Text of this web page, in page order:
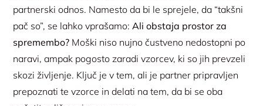
partnerski odnos. Namesto da bi le sprejele, da “takšni
pač so”, se lahko vprašamo: Ali obstaja prostor za
spremembo? Moški niso nujno čustveno nedostopni po
naravi, ampak pogosto zaradi vzorcev, ki so jih prevzeli
skozi življenje. Ključ je v tem, ali je partner pripravljen
prepoznati te vzorce in delati na tem, da bi se oba